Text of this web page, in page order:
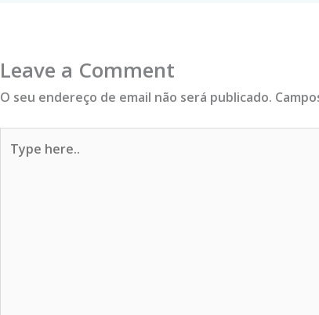
Leave a Comment
O seu endereço de email não será publicado.
here..